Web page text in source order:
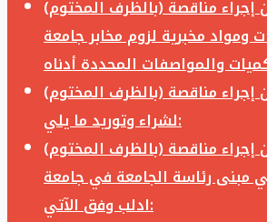
مناقصة (بالظرف المختوم)
ومواد مخبرية لزوم مخابر جامعة
مناقصة (بالظرف المختوم)
لشراء وتوريد ما يلي:
مناقصة (بالظرف المختوم)
مبنى رئاسة الجامعة في جامعة
ادلب وفق الآتي: